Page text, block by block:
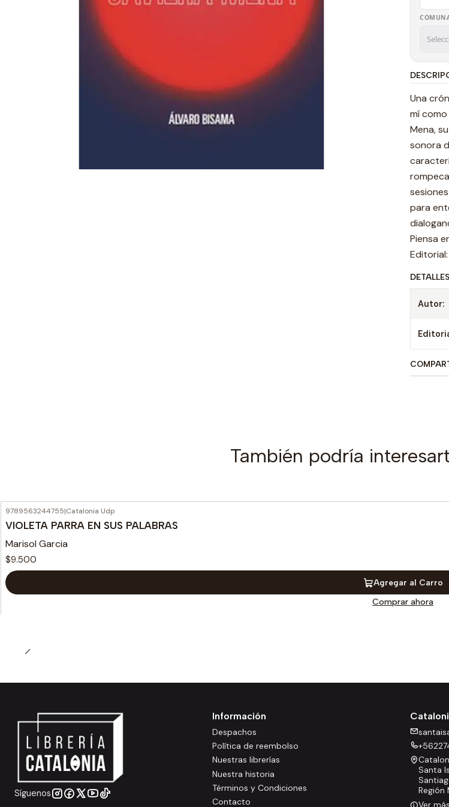
Una
mí
Mena,
sonora
para
Piensa
DETALLES
Autor:
También podría
9789563244755|Catalonia Udp
VIOLETA PARRA EN SUS PALABRAS
Marisol Garcia
$9.500
Agregar al Carro
Comprar ahora
Síguenos
Información
Despachos
Política de reembolso
Nuestras librerías
Nuestra historia
Términos y Condiciones
Contacto
Santa
Ver